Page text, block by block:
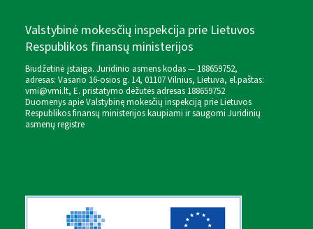
Valstybinė mokesčių inspekcija prie Lietuvos
Respublikos finansų ministerijos
Biudžetinė įstaiga. Juridinio asmens kodas — 188659752,
adresas: Vasario 16-osios g. 14, 01107 Vilnius, Lietuva, el.paštas:
vmi@vmi.lt, E. pristatymo dėžutės adresas 188659752
Duomenys apie Valstybinę mokesčių inspekciją prie Lietuvos
Respublikos finansų ministerijos kaupiami ir saugomi Juridinių
asmenų registre